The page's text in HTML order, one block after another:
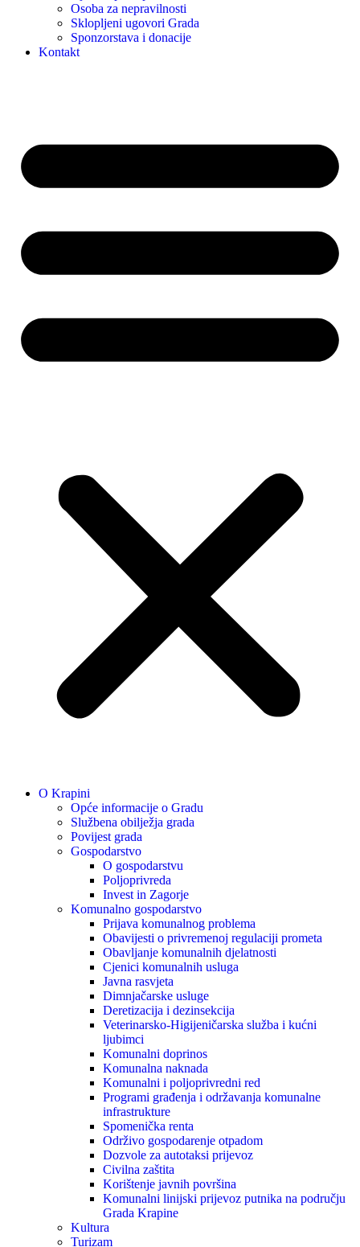
Osoba za nepravilnosti
Sklopljeni ugovori Grada
Sponzorstava i donacije
Kontakt
O Krapini
Opće informacije o Gradu
Službena obilježja grada
Povijest grada
Gospodarstvo
O gospodarstvu
Poljoprivreda
Invest in Zagorje
Komunalno gospodarstvo
Prijava komunalnog problema
Obavijesti o privremenoj regulaciji prometa
Obavljanje komunalnih djelatnosti
Cjenici komunalnih usluga
Javna rasvjeta
Dimnjačarske usluge
Deretizacija i dezinsekcija
Veterinarsko-Higijeničarska služba i kućni
ljubimci
Komunalni doprinos
Komunalna naknada
Komunalni i poljoprivredni red
Programi građenja i održavanja komunalne
infrastrukture
Spomenička renta
Održivo gospodarenje otpadom
Dozvole za autotaksi prijevoz
Civilna zaštita
Korištenje javnih površina
Komunalni linijski prijevoz putnika na području
Grada Krapine
Kultura
Turizam